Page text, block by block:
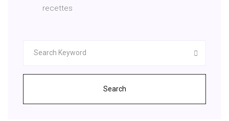
recettes
Search